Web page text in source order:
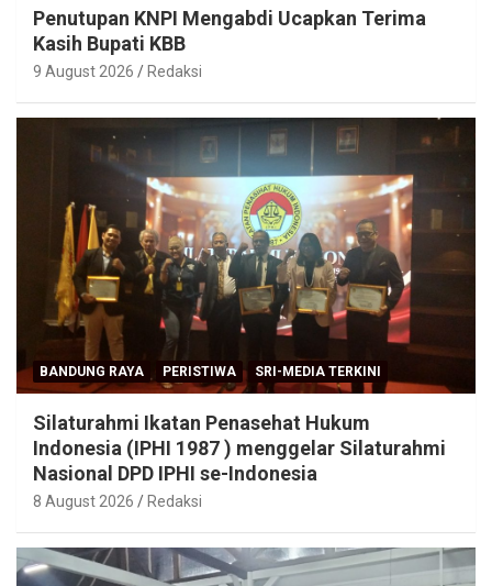
Penutupan KNPI Mengabdi Ucapkan Terima
Kasih Bupati KBB
9 August 2026 Redaksi
BANDUNG RAYA PERISTIWA SRI-MEDIA TERKINI
Silaturahmi Ikatan Penasehat Hukum
Indonesia (IPHI 1987 ) menggelar Silaturahmi
Nasional DPD IPHI se-Indonesia
8 August 2026 Redaksi